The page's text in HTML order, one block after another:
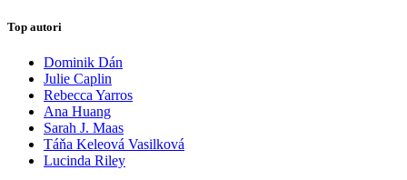
Top autori
Dominik Dán
Julie Caplin
Rebecca Yarros
Ana Huang
Sarah J. Maas
Táňa Keleová Vasilková
Lucinda Riley